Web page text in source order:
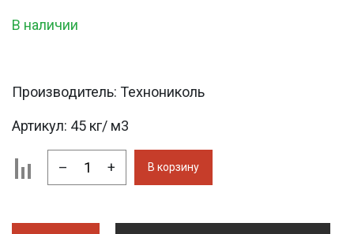
В наличии
Производитель: Технониколь
Артикул: 45 кг/ м3
– + В корзину